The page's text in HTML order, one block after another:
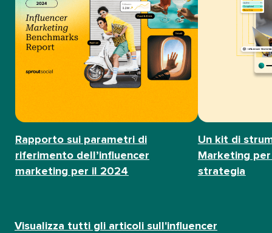
Rapporto sui parametri di
riferimento dell’influencer
marketing per il 2024​​
Un kit di
Marketing
strategia​​
Visualizza tutti gli articoli sull'influencer